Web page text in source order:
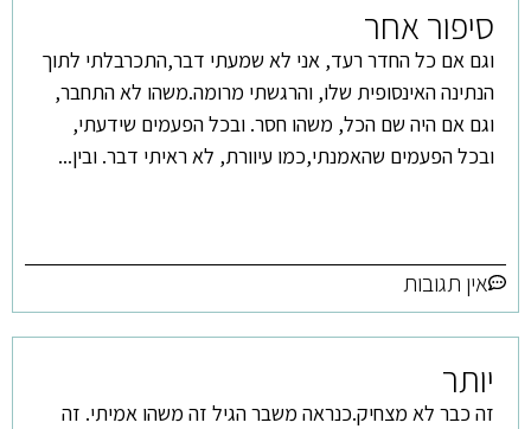
סיפור אחר
וגם אם כל החדר רעד, אני לא שמעתי דבר,התכרבלתי לתוך
הנתינה האינסופית שלו, והרגשתי מרומה.משהו לא התחבר,
וגם אם היה שם הכל, משהו חסר. ובכל הפעמים שידעתי,
ובכל הפעמים שהאמנתי,כמו עיוורת, לא ראיתי דבר. ובין...
אין תגובות
יותר
זה כבר לא מצחיק.כנראה משבר הגיל זה משהו אמיתי. זה